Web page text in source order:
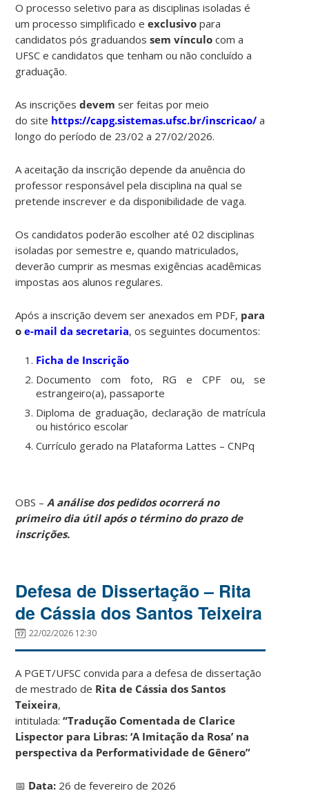
O processo seletivo para as disciplinas isoladas é
um processo simplificado eexclusivo para
candidatos pós graduandossem vínculo com a
UFSC e candidatos que tenham ou não concluído a
graduação.
As inscriçõesdevem ser feitas por meio
do site https://capg.sistemas.ufsc.br/inscricao/ ao
longo do período de 23/02 a 27/02/2026.
A aceitação da inscrição depende da anuência do
professor responsável pela disciplina na qual se
pretende inscrever e da disponibilidade de vaga.
Os candidatos poderão escolher até 02 disciplinas
isoladas por semestre e, quando matriculados,
deverão cumprir as mesmas exigências acadêmicas
impostas aos alunos regulares.
Após a inscrição devem ser anexados em PDF, para
oe-mail da secretaria, os seguintes documentos:
Ficha de Inscrição
Documento com foto, RG e CPF ou, se
estrangeiro(a), passaporte
Diploma de graduação, declaração de matrícula
ou histórico escolar
Currículo gerado na Plataforma Lattes – CNPq
OBS –A análise dos pedidos ocorrerá no
primeiro dia útil após o término do prazo de
inscrições.
Defesa de Dissertação – Rita
de Cássia dos Santos Teixeira
22/02/2026 12:30
A PGET/UFSC convida para a defesa de dissertação
de mestrado de Rita de Cássia dos Santos
Teixeira,
intitulada:“Tradução Comentada de Clarice
Lispector para Libras: ‘A Imitação da Rosa’ na
perspectiva da Performatividade de Gênero”
📅 Data: 26 de fevereiro de 2026